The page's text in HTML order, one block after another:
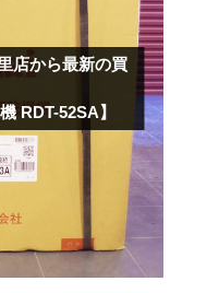
店から最新の買
RDT-52SA】